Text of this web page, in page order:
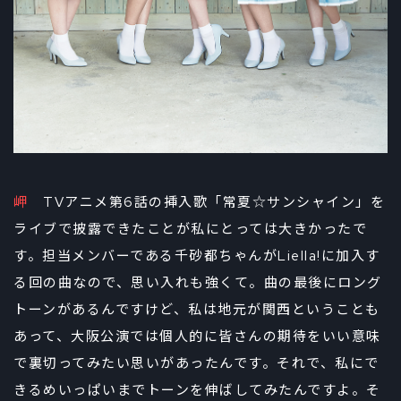
岬 TVアニメ第6話の挿入歌「常夏☆サンシャイン」を
ライブで披露できたことが私にとっては大きかったで
す。担当メンバーである千砂都ちゃんがLiella!に加入す
る回の曲なので、思い入れも強くて。曲の最後にロング
トーンがあるんですけど、私は地元が関西ということも
あって、大阪公演では個人的に皆さんの期待をいい意味
で裏切ってみたい思いがあったんです。それで、私にで
きるめいっぱいまでトーンを伸ばしてみたんですよ。そ